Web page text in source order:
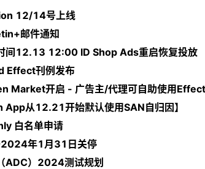
12/14号上线
邮件通知
间12.13 12:00 ID Shop Ads重启恢复投放
Effect刊例发布
Market开启 - 广告主/代理可自助使用
从12.21开始默认使用SAN自归因】
白名单申请
2024年1月31日关停
ADC）2024测试规划